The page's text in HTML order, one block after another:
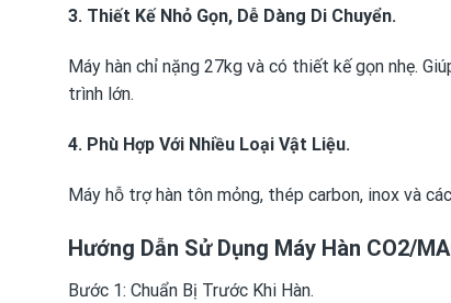
3. Thiết Kế Nhỏ Gọn, Dễ Dàng Di Chuyển.
Máy hàn chỉ nặng 27kg và có thiết kế gọn nhẹ.
trình lớn.
4. Phù Hợp Với Nhiều Loại Vật Liệu.
Máy hỗ trợ hàn tôn mỏng, thép carbon, inox và
Hướng Dẫn Sử Dụng Máy Hàn CO2/
Bước 1: Chuẩn Bị Trước Khi Hàn.